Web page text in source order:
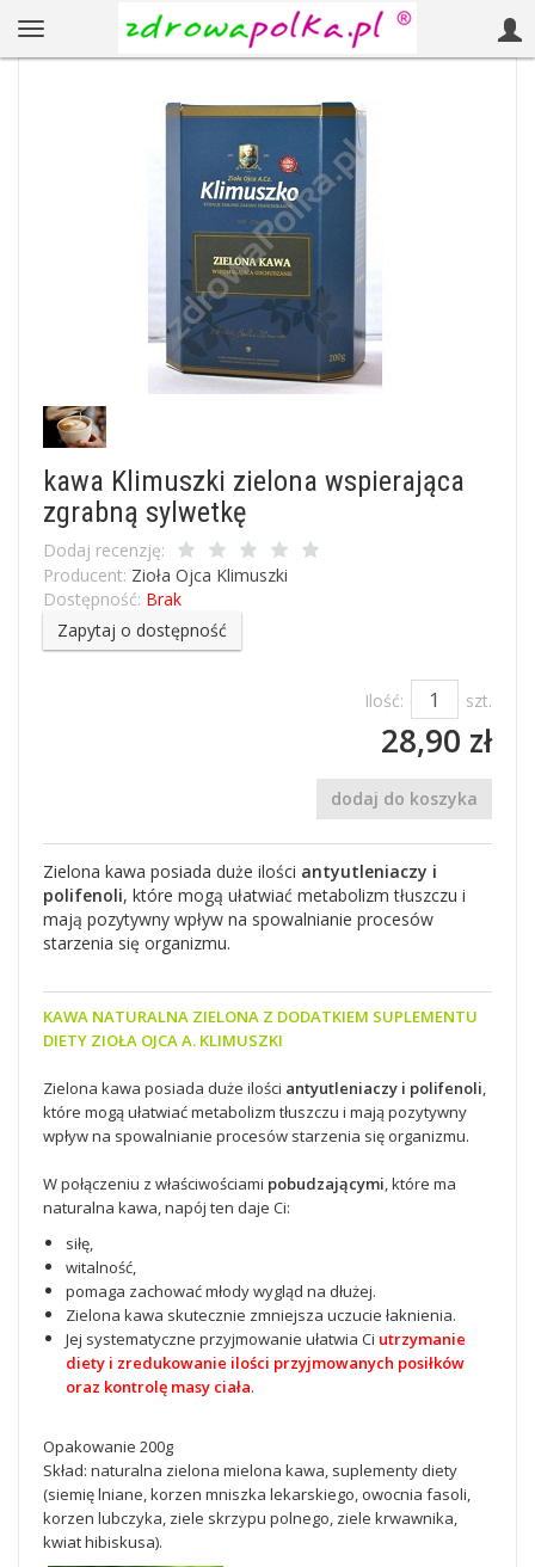
kawa Klimuszki zielona wspierająca
zgrabną sylwetkę
Dodaj recenzję:
Producent: Zioła Ojca Klimuszki
Dostępność: Brak
Zapytaj o dostępność
Ilość: szt.
28,90 zł
dodaj do koszyka
Zielona kawa posiada duże ilości antyutleniaczy i
polifenoli, które mogą ułatwiać metabolizm tłuszczu i
mają pozytywny wpływ na spowalnianie procesów
starzenia się organizmu.
KAWA NATURALNA ZIELONA Z DODATKIEM SUPLEMENTU
DIETY ZIOŁA OJCA A. KLIMUSZKI
Zielona kawa posiada duże ilości antyutleniaczy i polifenoli,
które mogą ułatwiać metabolizm tłuszczu i mają pozytywny
wpływ na spowalnianie procesów starzenia się organizmu.
W połączeniu z właściwościami pobudzającymi, które ma
naturalna kawa, napój ten daje Ci:
siłę,
witalność,
pomaga zachować młody wygląd na dłużej.
Zielona kawa skutecznie zmniejsza uczucie łaknienia.
Jej systematyczne przyjmowanie ułatwia Ci utrzymanie
diety i zredukowanie ilości przyjmowanych posiłków
oraz kontrolę masy ciała.
Opakowanie 200g
Skład: naturalna zielona mielona kawa, suplementy diety
(siemię lniane, korzen mniszka lekarskiego, owocnia fasoli,
korzen lubczyka, ziele skrzypu polnego, ziele krwawnika,
kwiat hibiskusa).